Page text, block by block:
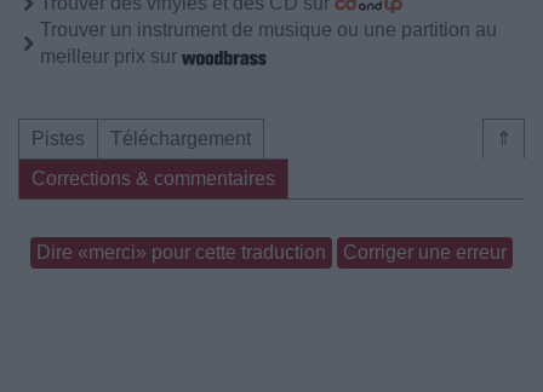
Trouver un instrument de musique ou une partition au
meilleur prix sur
⇑
Pistes
Téléchargement
Corrections & commentaires
Dire «merci» pour cette traduction Corriger une erreur